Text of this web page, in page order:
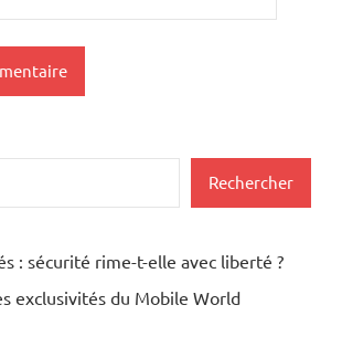
Rechercher
: sécurité rime-t-elle avec liberté ?
exclusivités du Mobile World